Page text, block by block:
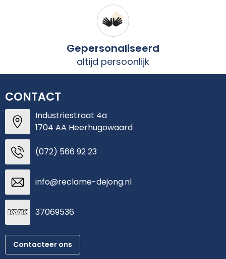
Gepersonaliseerd
altijd persoonlijk
CONTACT
Industriestraat 4a
1704 AA Heerhugowaard
(072) 566 92 23
info@reclame-dejong.nl
37069536
Contacteer ons